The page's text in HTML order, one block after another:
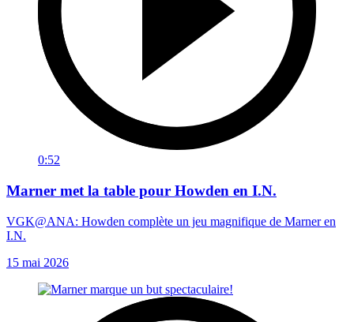
0:52
Marner met la table pour Howden en I.N.
VGK@ANA: Howden complète un jeu magnifique de Marner en
I.N.
15 mai 2026